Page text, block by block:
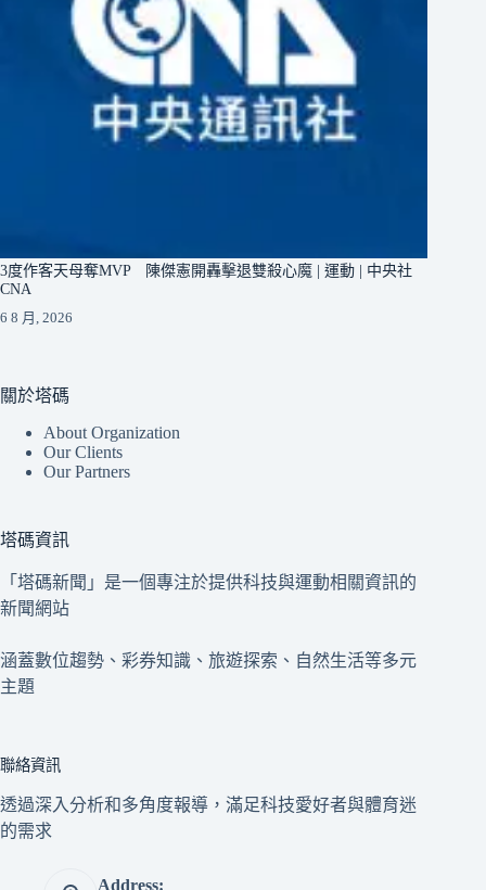
3度作客天母奪MVP 陳傑憲開轟擊退雙殺心魔 | 運動 | 中央社
CNA
6 8 月, 2026
關於塔碼
About Organization
Our Clients
Our Partners
塔碼資訊
「塔碼新聞」是一個專注於提供科技與運動相關資訊的
新聞網站
涵蓋數位趨勢、彩券知識、旅遊探索、自然生活等多元
主題
聯絡資訊
透過深入分析和多角度報導，滿足科技愛好者與體育迷
的需求
Address: